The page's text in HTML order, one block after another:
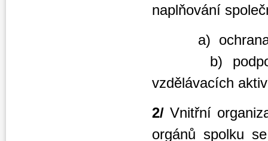
naplňování
a) ochrana
b)
vzdělávacích
2/ Vnitřní
orgánů spolku